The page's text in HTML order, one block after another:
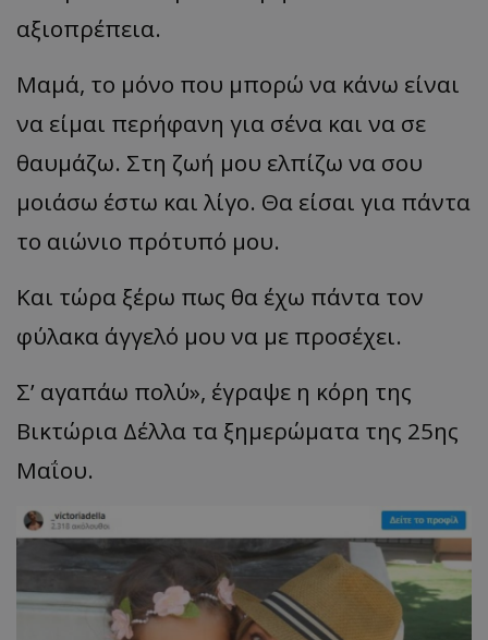
αξιοπρέπεια.
Μαμά, το μόνο που μπορώ να κάνω είναι
να είμαι περήφανη για σένα και να σε
θαυμάζω. Στη ζωή μου ελπίζω να σου
μοιάσω έστω και λίγο. Θα είσαι για πάντα
το αιώνιο πρότυπό μου.
Και τώρα ξέρω πως θα έχω πάντα τον
φύλακα άγγελό μου να με προσέχει.
Σ’ αγαπάω πολύ», έγραψε η κόρη της
Βικτώρια Δέλλα τα ξημερώματα της 25ης
Μαΐου.